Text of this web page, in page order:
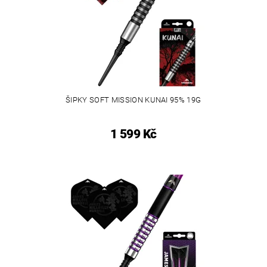
ŠIPKY SOFT MISSION KUNAI 95% 19G
1 599 Kč